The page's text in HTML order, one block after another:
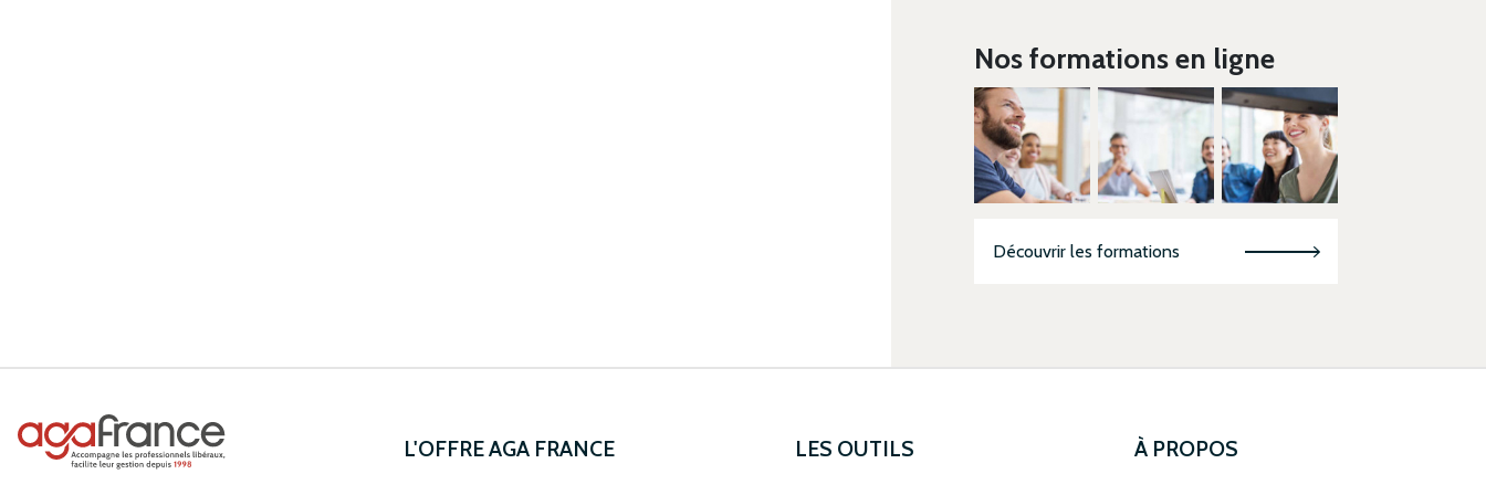
Nos formations en ligne
Découvrir les formations
L'OFFRE AGA FRANCE LES OUTILS À PROPOS